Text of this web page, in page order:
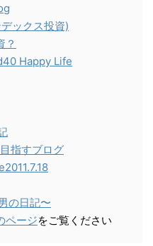
ックス投資)
？
Happy Life
指すブログ
の日記〜
ページをご覧ください